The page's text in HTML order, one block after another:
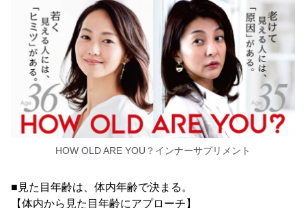
HOW OLD ARE YOU？インナーサプリメント
■見た目年齢は、体内年齢で決まる。
【体内から見た目年齢にアプローチ】